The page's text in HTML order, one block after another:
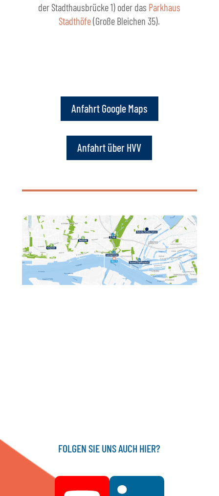
der Stadthausbrücke 1) oder das Parkhaus
Stadthöfe(Große Bleichen 35).
Anfahrt Google Maps
Anfahrt über HVV
FOLGEN SIE UNS AUCH HIER?